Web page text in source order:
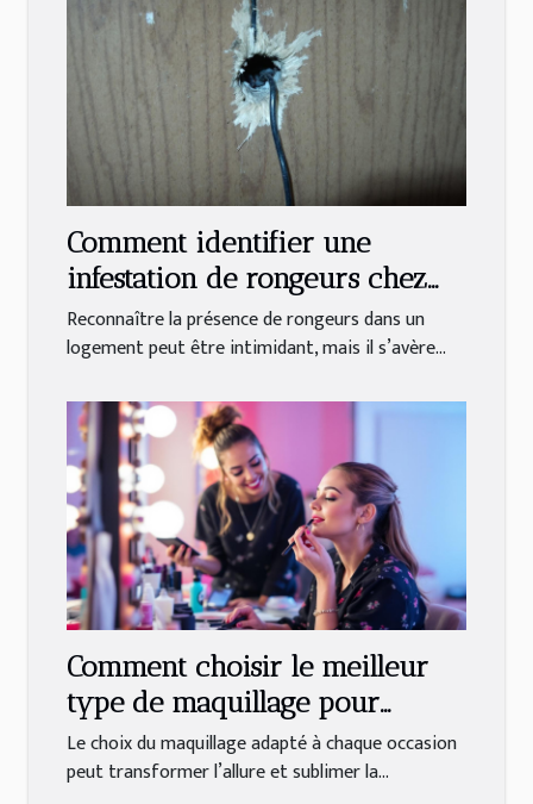
Comment identifier une
infestation de rongeurs chez
soi ?
Reconnaître la présence de rongeurs dans un
logement peut être intimidant, mais il s’avère...
Comment choisir le meilleur
type de maquillage pour
chaque occasion ?
Le choix du maquillage adapté à chaque occasion
peut transformer l’allure et sublimer la...